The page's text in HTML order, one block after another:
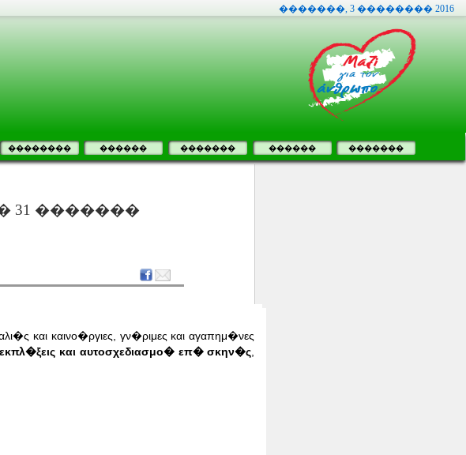
�������, 3 �������� 2016
�������� ������ ������� ������ �������
31 �������
και καινο�ργιες, γν�ριμες και αγαπημ�νες
και αυτοσχεδιασμο� επ� σκην�ς